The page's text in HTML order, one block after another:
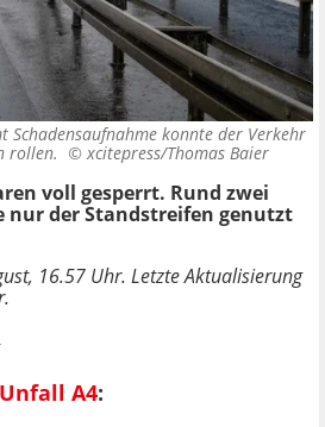
Schadensaufnahme konnte der Verkehr
rollen. © xcitepress/Thomas Baier
voll gesperrt. Rund zwei
nur der Standstreifen genutzt
16.57 Uhr. Letzte Aktualisierung
Unfall A4: